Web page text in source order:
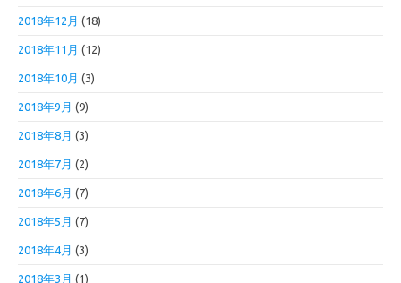
2018年12月 (18)
2018年11月 (12)
2018年10月 (3)
2018年9月 (9)
2018年8月 (3)
2018年7月 (2)
2018年6月 (7)
2018年5月 (7)
2018年4月 (3)
2018年3月 (1)